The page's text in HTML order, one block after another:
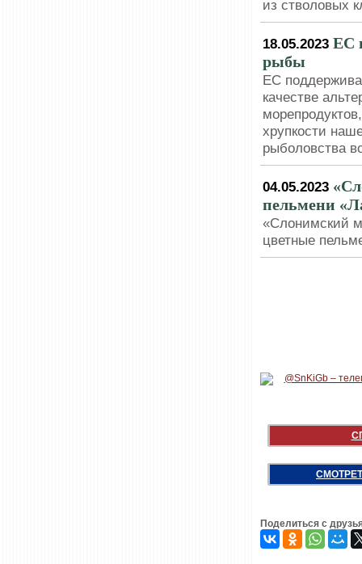
из стволовых
18.05.2023 ЕС
рыбы
ЕС
качестве
хрупкости
рыболовства
04.05.2023
пельмени
«Слонимский
цветные
Поделиться с